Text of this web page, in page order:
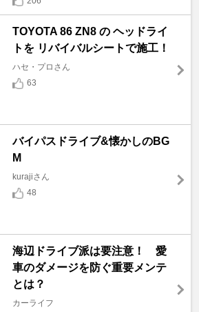
TOYOTA 86 ZN8 の ヘッドライ
トを リバイバルシートで施工！
ハセ・プロさん
63
バイパスドライブ&懐かしのBG
M
kurajiさん
48
海辺ドライブ派は要注意！ 愛
車のダメージを防ぐ重要メンテ
とは？
カーライフ